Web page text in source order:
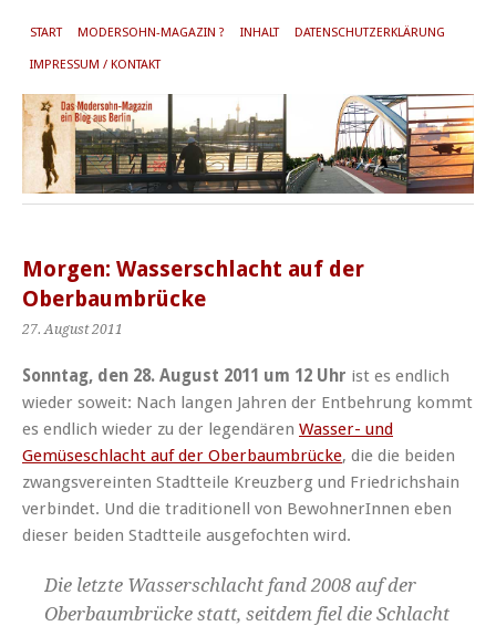
START MODERSOHN-MAGAZIN ? INHALT DATENSCHUTZERKLÄRUNG
IMPRESSUM / KONTAKT
Morgen: Wasserschlacht auf der
Oberbaumbrücke
27. August 2011
Sonntag, den 28. August 2011 um 12 Uhr ist es endlich
wieder soweit: Nach langen Jahren der Entbehrung kommt
es endlich wieder zu der legendären Wasser- und
Gemüseschlacht auf der Oberbaumbrücke, die die beiden
zwangsvereinten Stadtteile Kreuzberg und Friedrichshain
verbindet. Und die traditionell von BewohnerInnen eben
dieser beiden Stadtteile ausgefochten wird.
Die letzte Wasserschlacht fand 2008 auf der
Oberbaumbrücke statt, seitdem fiel die Schlacht